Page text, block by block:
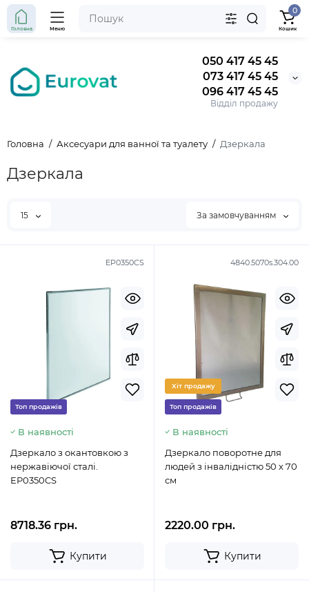
050 417 45 45
073 417 45 45
096 417 45 45
Відділ продажу
Головна Меню
0
Кошик
Головна Аксесуари для ванної та туалету Дзеркала
Дзеркала
15 За замовчуванням
EP0350CS
Топ продажів
В наявності
Дзеркало з окантовкою з
нержавіючої сталі.
EP0350CS
8718.36 грн.
Купити
4840.5070s.304.00
Хіт продажу
Топ продажів
В наявності
Дзеркало поворотне для
людей з інвалідністю 50 х 70
см
2220.00 грн.
Купити